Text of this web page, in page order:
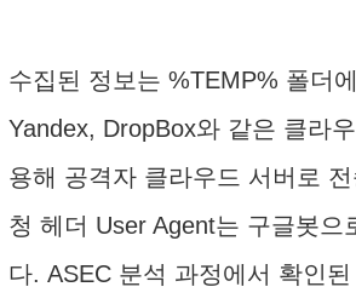
수집된 정보는 %TEMP% 폴더
Yandex, DropBox와 같은 클라
용해 공격자 클라우드 서버로
청 헤더 User Agent는 구글봇으
다. ASEC 분석 과정에서 확인된